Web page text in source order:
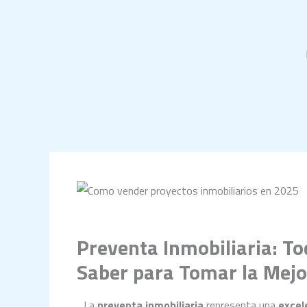
Preventa Inmobiliaria:
Saber para Tomar la